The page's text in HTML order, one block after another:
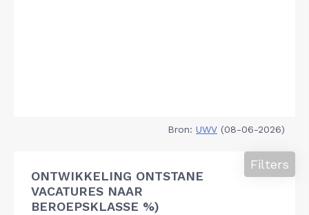
Bron: UWV (08-06-2026)
ONTWIKKELING ONTSTANE
VACATURES NAAR
BEROEPSKLASSE %)
Filters